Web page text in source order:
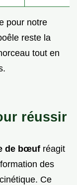
pour notre
reste la
tout en
réussir
de bœuf réagit
des
Ce